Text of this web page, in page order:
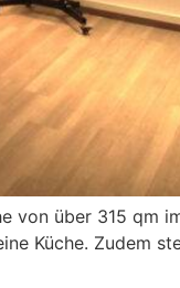
von über 315 qm
Küche. Zudem